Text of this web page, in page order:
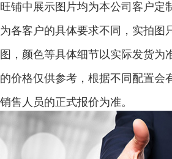
旺铺中展示图片均为本公司客户定
为各客户的具体要求不同，实拍图
图，颜色等具体细节以实际发货为
的价格仅供参考，根据不同配置会
销售人员的正式报价为准。